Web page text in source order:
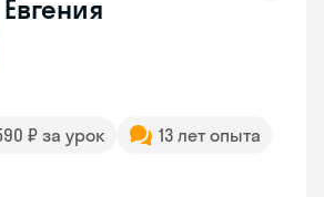
Евгения
₽ за урок
13 лет опыта